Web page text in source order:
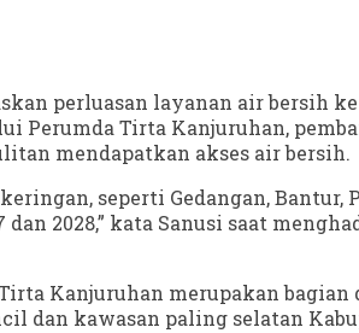
perluasan layanan air bersih
Perumda Tirta Kanjuruhan,
mendapatkan akses air bersih.
seperti Gedangan, Bantur,
2028,” kata Sanusi saat
Kanjuruhan merupakan
dan kawasan paling selatan